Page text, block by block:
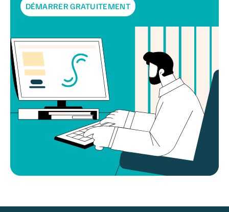
DÉMARRER GRATUITEMENT